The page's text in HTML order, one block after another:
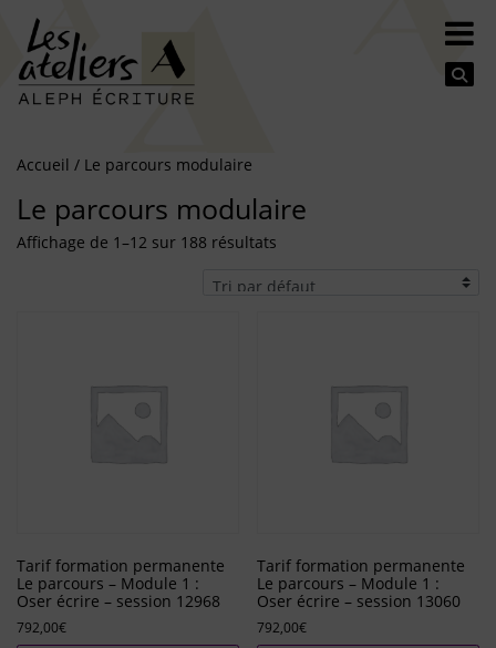
Accueil / Le parcours modulaire
Le parcours modulaire
Affichage de 1–12 sur 188 résultats
Tarif formation permanente
Le parcours – Module 1 :
Oser écrire – session 12968
792,00€
Tarif formation permanente
Le parcours – Module 1 :
Oser écrire – session 13060
792,00€